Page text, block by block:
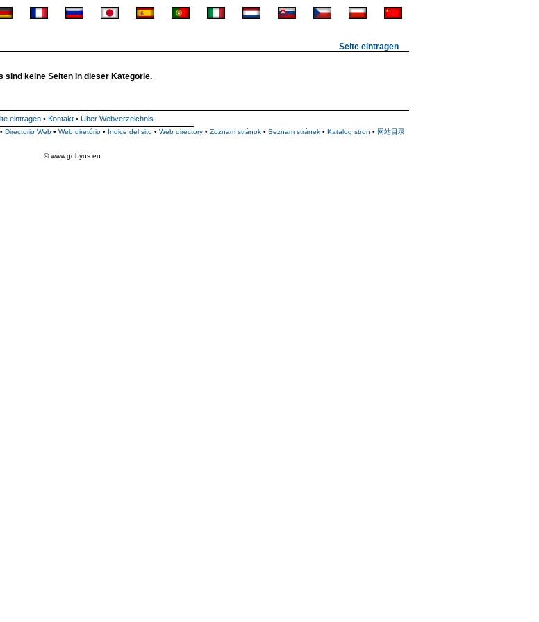
Seite eintragen
sind keine Seiten in dieser Kategorie.
eintragen • Kontakt • Über Webverzeichnis
• Directorio Web • Web diretório • Indice del sito • Web directory • Zoznam stránok • Seznam stránek • Katalog stron • 网站目录
© www.gobyus.eu